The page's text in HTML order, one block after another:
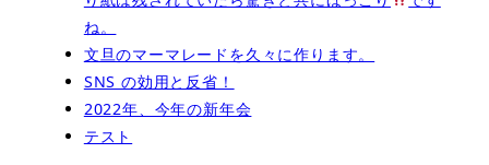
ね。
文旦のマーマレードを久々に作ります。
SNS の効用と反省！
2022年、今年の新年会
テスト